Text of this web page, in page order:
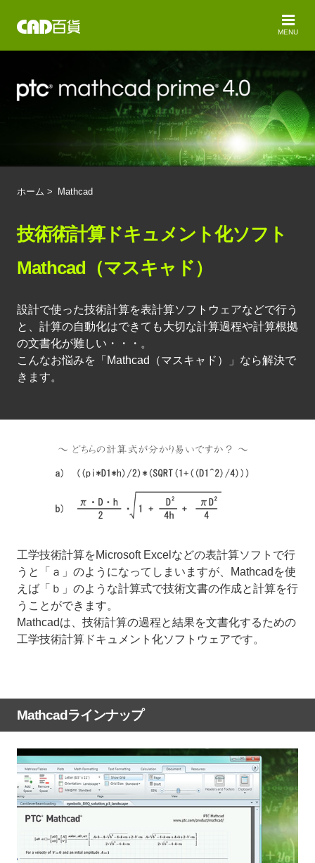
MENU
ホーム > Mathcad
技術術計算ドキュメント化ソフト
Mathcad（マスキャド）
設計で使った技術計算を表計算ソフトウェアなどで行う
と、計算の自動化はできても大切な計算過程や計算根拠
の文書化が難しい・・・。
こんなお悩みを「Mathcad（マスキャド）」なら解決で
きます。
工学技術計算をMicrosoft Excelなどの表計算ソフトで行
うと「ａ」のようになってしまいますが、Mathcadを使
えば「ｂ」のような計算式で技術文書の作成と計算を行
うことができます。
Mathcadは、技術計算の過程と結果を文書化するための
工学技術計算ドキュメント化ソフトウェアです。
Mathcadラインナップ